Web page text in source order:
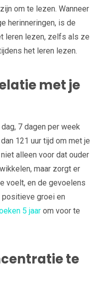
om te lezen. Wanneer
herinneringen, is de
leren lezen, zelfs als ze
het leren lezen.
met je
7 dagen per week
121 uur tijd om met je
alleen voor dat ouder
maar zorgt er
voelt, en de gevoelens
positieve groei en
5 jaar om voor te
te